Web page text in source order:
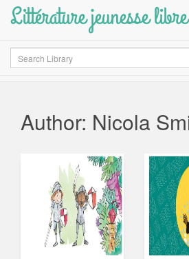
Littérature jeunesse libre
Search
Author: Nicola